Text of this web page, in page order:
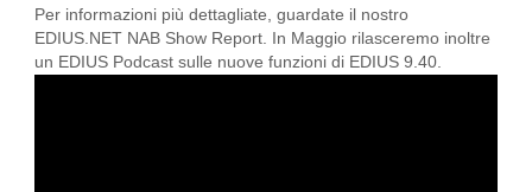
Per informazioni più dettagliate, guardate il nostro
EDIUS.NET NAB Show Report. In Maggio rilasceremo inoltre
un EDIUS Podcast sulle nuove funzioni di EDIUS 9.40.